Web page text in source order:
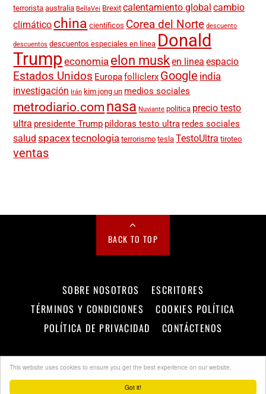
Got it!
This website uses cookies to ensure you get the best experience on our website.
terrorista australia BellaVei Brexit calentamiento global cambio
climático china científicos Corea del Norte descuento
descuentos descuentos especiales en línea Donald
Trump economia elon musken linea espacio
Estados Unidos Europa folliclerx Google india
investigación Irán kim jong un medios sociales
metrodiario.com nasa Nuviante politica precio testo
ultra presidente Trump píldoras testo ultra redes sociales
salud spacextecnologia terrorismo tesla TestoUltra tiroteo
ventas
BACK TO TOP
SOBRE NOSOTROS
ESCRITORES
TÉRMINOS Y CONDICIONES
COOKIES POLÍTICA
POLÍTICA DE PRIVACIDAD
CONTÁCTENOS
©Metro Diario2026